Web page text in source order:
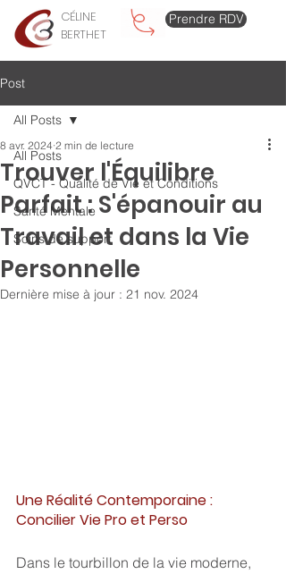
CÉLINE
BERTHET
Prendre RDV
Post
All Posts
QVCT - Qualité de Vie et Conditions
Santé Mentale
Soins de support
All Posts
Trouver l'Équilibre
Parfait : S'épanouir au
Travail et dans la Vie
Personnelle
8 avr. 2024 2 min de lecture
Dernière mise à jour : 21 nov. 2024
Une Réalité Contemporaine :
Concilier Vie Pro et Perso
Dans le tourbillon de la vie moderne,